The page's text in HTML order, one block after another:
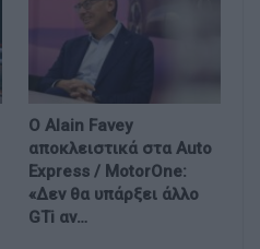
Ο Alain Favey
αποκλειστικά στα Auto
Express / MotorOne:
«Δεν θα υπάρξει άλλο
GTi αν…